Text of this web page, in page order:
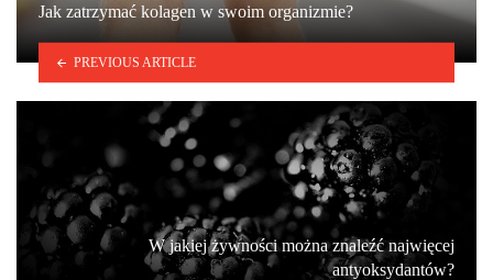
Jak zatrzymać kolagen w swoim organizmie?
PREVIOUS ARTICLE
W jakiej żywności można znaleźć najwięcej
antyoksydantów?